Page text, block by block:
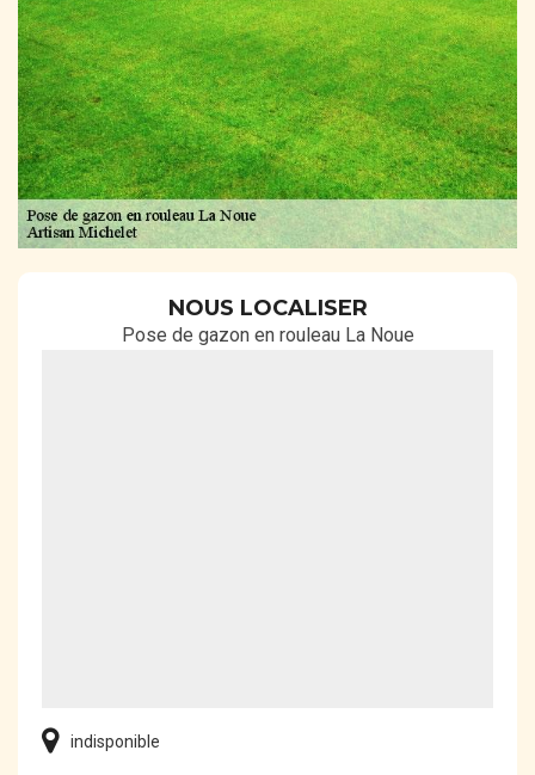
NOUS LOCALISER
Pose de gazon en rouleau La Noue
indisponible